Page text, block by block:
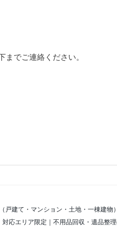
までご連絡ください。
戸建て・マンション・土地・一棟建物）
対応エリア限定｜不用品回収・遺品整